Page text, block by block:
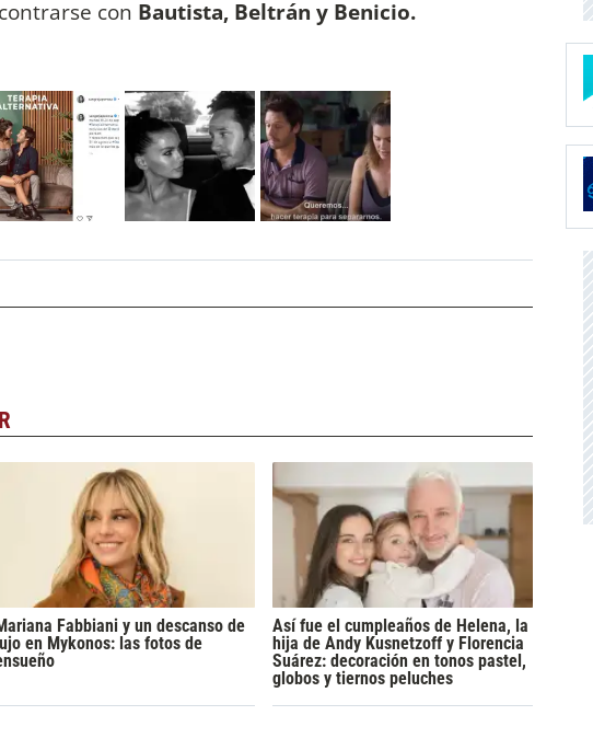
con Bautista, Beltrán y Benicio.
Fabbiani y un descanso de
en Mykonos: las fotos de
Así fue el cumpleaños de Helena, la
hija de Andy Kusnetzoff y Florencia
Suárez: decoración en tonos pastel,
globos y tiernos peluches